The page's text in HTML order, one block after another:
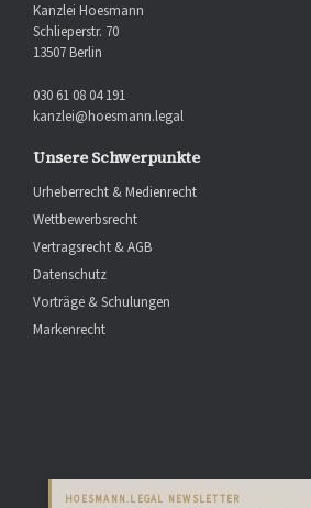
Kanzlei Hoesmann
Schlieperstr. 70
13507 Berlin
030 61 08 04 191
kanzlei@hoesmann.legal
Unsere Schwerpunkte
Urheberrecht & Medienrecht
Wettbewerbsrecht
Vertragsrecht & AGB
Datenschutz
Vorträge & Schulungen
Markenrecht
HOESMANN.LEGAL NEWSLETTER